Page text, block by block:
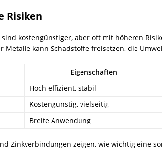
Risiken
kostengünstiger, aber oft mit höheren
kann Schadstoffe freisetzen, die
Eigenschaften
Hoch effizient, stabil
Kostengünstig, vielseitig
Breite Anwendung
Zinkverbindungen zeigen, wie wichtig eine